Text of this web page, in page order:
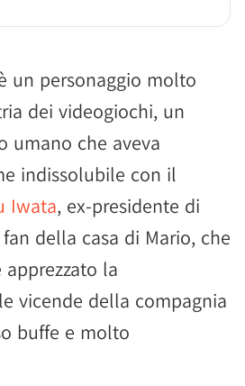
un personaggio molto
dei videogiochi, un
umano che aveva
indissolubile con il
Iwata, ex-presidente di
della casa di Mario, che
la
vicende della compagnia
buffe e molto